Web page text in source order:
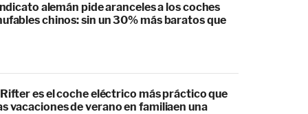
alemán pide aranceles a los coches
chinos: sin un 30% más baratos que
es el coche eléctrico más práctico que
vacaciones de verano en familiaen una